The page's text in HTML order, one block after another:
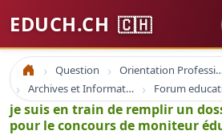
EDUCH.CH 🇨🇭
Accueil Question
Orientation
Archives et Informations Educh.ch
je suis en train de remplir un
pour le concours de moniteur